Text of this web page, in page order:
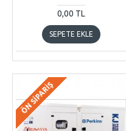
0,00 TL
SEPETE EKLE
ÖN SIPARIŞ